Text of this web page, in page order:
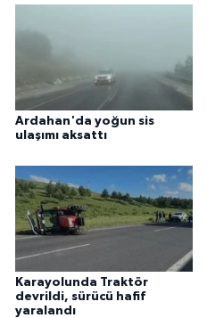
Ardahan'da yoğun sis
ulaşımı aksattı
Karayolunda Traktör
devrildi, sürücü hafif
yaralandı